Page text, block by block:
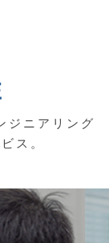
ジニアリング
ス。